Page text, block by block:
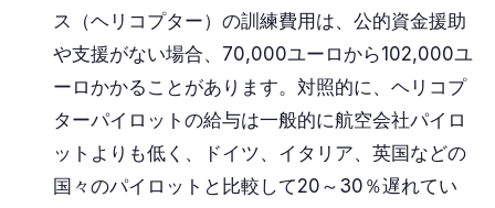
ス（ヘリコプター）の訓練費用は、公的資金援助
や支援がない場合、70,000ユーロから102,000ユ
ーロかかることがあります。対照的に、ヘリコプ
ターパイロットの給与は一般的に航空会社パイロ
ットよりも低く、ドイツ、イタリア、英国などの
国々のパイロットと比較して20～30％遅れてい